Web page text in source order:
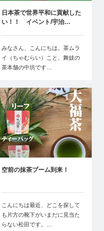
日本茶で世界平和に貢献した
い！！ イベント/宇治…
みなさん、こんにちは。茶ムラ
イ（ちゃむらい）こと、舞妓の
茶本舗の中坊です…
空前の抹茶ブーム到来！
こんにちは最近、どこを探して
も片方の靴下がいまだに見当た
らない松田です。…